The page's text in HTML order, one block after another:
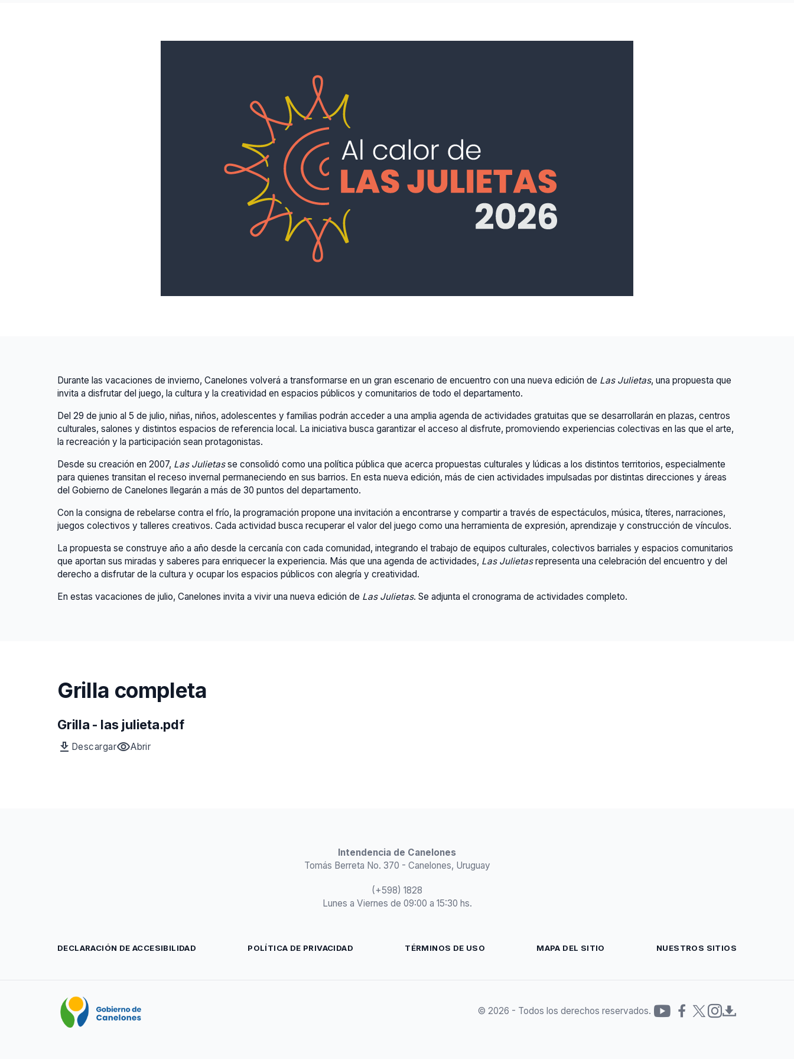
Durante las vacaciones de invierno, Canelones volverá a transformarse en un gran escenario de encuentro con una nueva edición de Las Julietas, una propuesta que
invita a disfrutar del juego, la cultura y la creatividad en espacios públicos y comunitarios de todo el departamento.
Del 29 de junio al 5 de julio, niñas, niños, adolescentes y familias podrán acceder a una amplia agenda de actividades gratuitas que se desarrollarán en plazas, centros
culturales, salones y distintos espacios de referencia local. La iniciativa busca garantizar el acceso al disfrute, promoviendo experiencias colectivas en las que el arte,
la recreación y la participación sean protagonistas.
Desde su creación en 2007, Las Julietasse consolidó como una política pública que acerca propuestas culturales y lúdicas a los distintos territorios, especialmente
para quienes transitan el receso invernal permaneciendo en sus barrios. En esta nueva edición, más de cien actividades impulsadas por distintas direcciones y áreas
del Gobierno de Canelones llegarán a más de 30 puntos del departamento.
Con la consigna de rebelarse contra el frío, la programación propone una invitación a encontrarse y compartir a través de espectáculos, música, títeres, narraciones,
juegos colectivos y talleres creativos. Cada actividad busca recuperar el valor del juego como una herramienta de expresión, aprendizaje y construcción de vínculos.
La propuesta se construye año a año desde la cercanía con cada comunidad, integrando el trabajo de equipos culturales, colectivos barriales y espacios comunitarios
que aportan sus miradas y saberes para enriquecer la experiencia. Más que una agenda de actividades, Las Julietasrepresenta una celebración del encuentro y del
derecho a disfrutar de la cultura y ocupar los espacios públicos con alegría y creatividad.
En estas vacaciones de julio, Canelones invita a vivir una nueva edición de Las Julietas. Se adjunta el cronograma de actividades completo.
Grilla completa
Grilla - las julieta.pdf
download
Archivo
Descargarvisibility
vista
Abrir
Intendencia de Canelones
Tomás Berreta No. 370 - Canelones, Uruguay
(+598) 1828
Lunes a Viernes de 09:00 a 15:30 hs.
DECLARACIÓN DE ACCESIBILIDAD POLÍTICA DE PRIVACIDAD TÉRMINOS DE USO MAPA DEL SITIO NUESTROS SITIOS
© 2026 - Todos los derechos reservados.